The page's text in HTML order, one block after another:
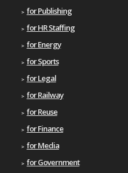
for Publishing
for HR Staffing
for Energy
for Sports
for Legal
for Railway
for Reuse
for Finance
for Media
for Government